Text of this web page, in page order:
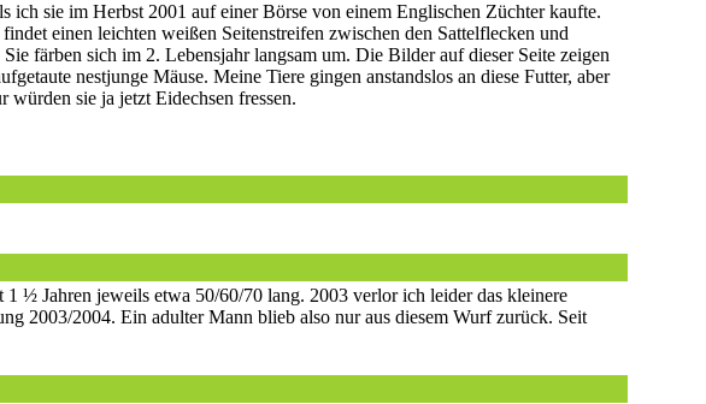
ich sie im Herbst 2001 auf einer Börse von einem Englischen Züchter kaufte.
einen leichten weißen Seitenstreifen zwischen den Sattelflecken und
färben sich im 2. Lebensjahr langsam um. Die Bilder auf dieser Seite zeigen
nestjunge Mäuse. Meine Tiere gingen anstandslos an diese Futter, aber
würden sie ja jetzt Eidechsen fressen.
½ Jahren jeweils etwa 50/60/70 lang. 2003 verlor ich leider das kleinere
2003/2004. Ein adulter Mann blieb also nur aus diesem Wurf zurück. Seit